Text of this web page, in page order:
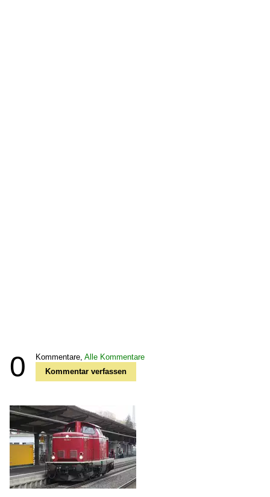
0 Kommentare, Alle Kommentare
Kommentar verfassen